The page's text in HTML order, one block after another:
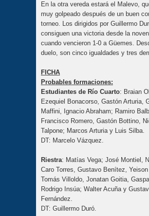
En la otra vereda estará el Malevo,
muy golpeado después de un buen
torneo. Los dirigidos por Guillermo
consiguen una victoria desde la
cuando vencieron 1-0 a Güemes.
duelo, son cinco igualdades y tres
FICHA
Probables formaciones:
Estudiantes de Río Cuarto: Braian
Ezequiel Bonacorso, Gastón Arturia,
Maffini, Ignacio Abraham; Ramiro
Francisco Romero, Gastón Bottino,
Talpone; Marcos Arturia y Luis Silba.
DT: Marcelo Vázquez.
Riestra: Matías Vega; José Montiel,
Caro Torres, Gustavo Benítez,
Tomás Villoldo, Jonatan Goitia,
Rodrigo Insúa; Walter Acuña y
Fernández.
DT: Guillermo Duró.